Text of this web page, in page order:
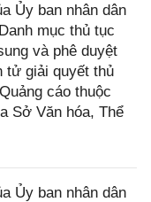
Ủy ban nhân dân
mục thủ tục
và phê duyệt
tử giải quyết thủ
cáo thuộc
Sở Văn hóa, Thể
Ủy ban nhân dân